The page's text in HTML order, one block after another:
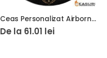
Ceas Personalizat Airborne Militar Parasutist
De la 61.01 lei